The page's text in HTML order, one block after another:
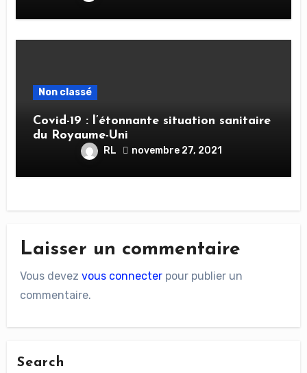
Non classé
Covid-19 : l’étonnante situation sanitaire
du Royaume-Uni
RL novembre 27, 2021
Laisser un commentaire
Vous devezvous connecter pour publier un
commentaire.
Search